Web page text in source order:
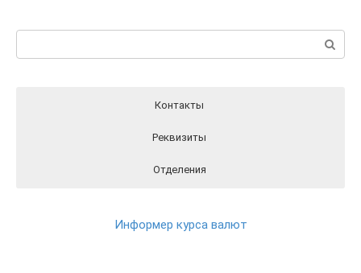
Пошук:
Контакты
Реквизиты
Отделения
Круглосуточный телефон поддержки клиентов
Информер курса валют